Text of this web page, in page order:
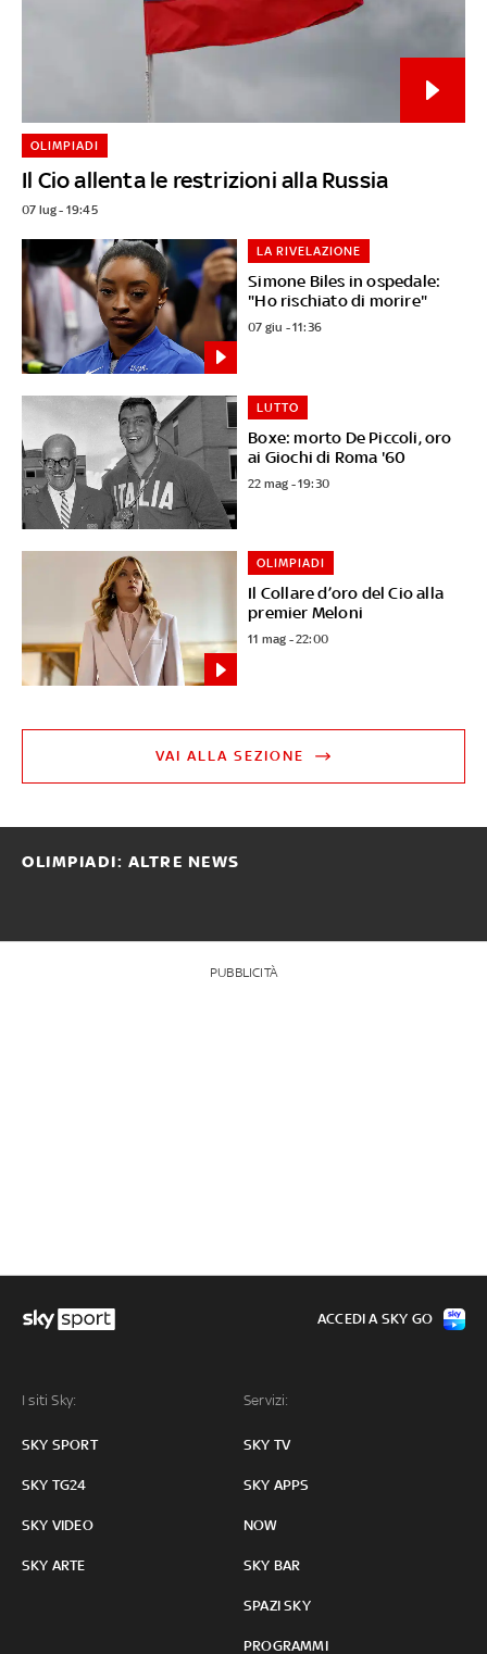
Il Cio allenta le restrizioni alla Russia
OLIMPIADI
07 lug - 19:45
Simone Biles in ospedale:
"Ho rischiato di morire"
LA RIVELAZIONE
07 giu - 11:36
Boxe: morto De Piccoli, oro
ai Giochi di Roma '60
LUTTO
22 mag - 19:30
Il Collare d’oro del Cio alla
premier Meloni
OLIMPIADI
11 mag - 22:00
VAI ALLA SEZIONE
OLIMPIADI: ALTRE NEWS
PUBBLICITÀ
I siti Sky:
SKY SPORT
SKY TG24
SKY VIDEO
SKY ARTE
Servizi:
SKY TV
SKY APPS
NOW
SKY BAR
SPAZI SKY
PROGRAMMI
ACCEDI A SKY GO